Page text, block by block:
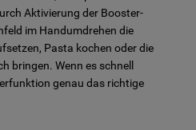
Aktivierung der Booster-
im Handumdrehen die
Pasta kochen oder die
bringen. Wenn es schnell
genau das richtige